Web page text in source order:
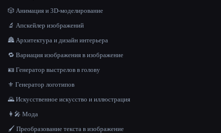
🎲 Анимация и 3D-моделирование
🔬 Апскейлер изображений
🏯 Архитектура и дизайн интерьера
🔁 Вариация изображения в изображение
🪪 Генератор выстрелов в голову
⚜️ Генератор логотипов
🌄 Искусственное искусство и иллюстрация
👩‍🎤 Мода
🖌️ Преобразование текста в изображение